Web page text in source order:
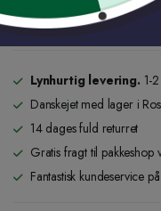
Add to wishlist1
Lynhurtig levering. 1-
Danskejet med lager i
14 dages fuld returret
Gratis fragt til
Fantastisk kundeservice